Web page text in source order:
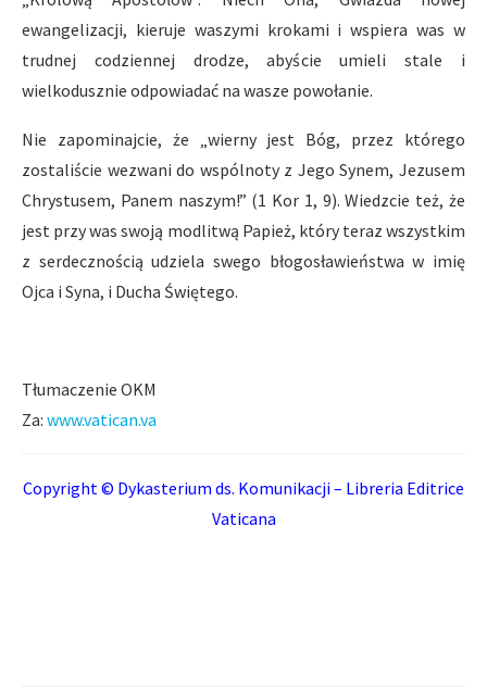
ewangelizacji, kieruje waszymi krokami i wspiera was w
trudnej codziennej drodze, abyście umieli stale i
wielkodusznie odpowiadać na wasze powołanie.
Nie zapominajcie, że „wierny jest Bóg, przez którego
zostaliście wezwani do wspólnoty z Jego Synem, Jezusem
Chrystusem, Panem naszym!” (1 Kor 1, 9). Wiedzcie też, że
jest przy was swoją modlitwą Papież, który teraz wszystkim
z serdecznością udziela swego błogosławieństwa w imię
Ojca i Syna, i Ducha Świętego.
Tłumaczenie OKM
Za: www.vatican.va
Copyright © Dykasterium ds. Komunikacji – Libreria Editrice
Vaticana